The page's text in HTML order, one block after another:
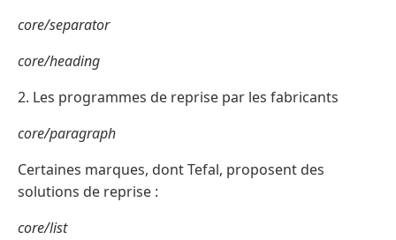
core/separator
core/heading
2. Les programmes de reprise par les fabricants
core/paragraph
Certaines marques, dont Tefal, proposent des
solutions de reprise :
core/list